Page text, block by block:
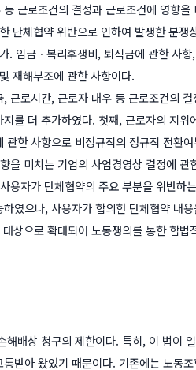
근로조건의 결정과 근로조건에 영향
단체협약 위반으로 인하여 발생한 분
임금ㆍ복리후생비, 퇴직금에 관한 사
재해부조에 관한 사항이다.
근로시간, 근로자 대우 등 근로조건의
를 더 추가하였다. 첫째, 근로자의 지
한 사항으로 비정규직의 정규직 전환
을 미치는 기업의 사업경영상 결정에
자가 단체협약의 주요 부분을 위반하
였으나, 사용자가 합의한 단체협약 내
상으로 확대되어 노동쟁의를 통한 합
배상 청구의 제한이다. 특히, 이 법이
받아 왔었기 때문이다. 기존에는 노동